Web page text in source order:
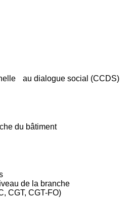
au dialogue social (CCDS)
du bâtiment
de la branche
CGT, CGT-FO)